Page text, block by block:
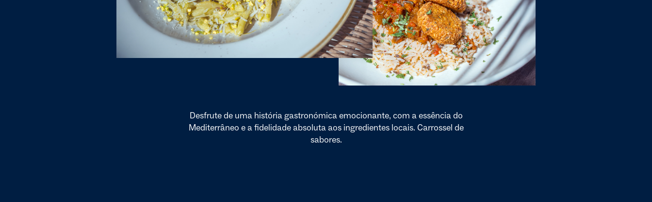
Desfrute de uma história gastronómica emocionante, com a essência do
Mediterrâneo e a fidelidade absoluta aos ingredientes locais. Carrossel de
sabores.